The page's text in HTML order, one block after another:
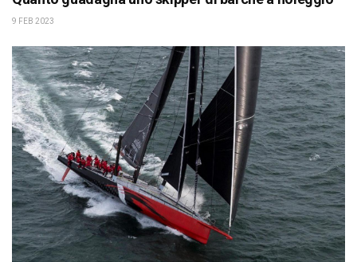
9 FEB 2023